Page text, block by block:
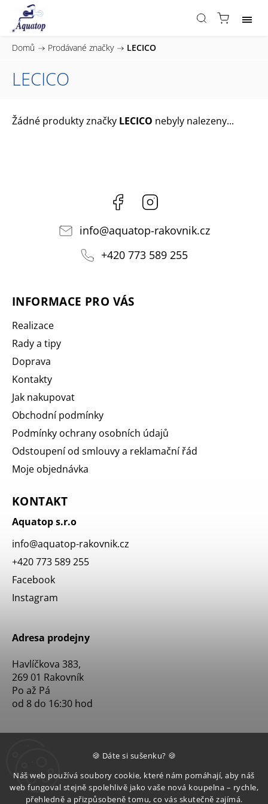
🍪 Dáte si sušenku? 🍪
Náš web používá soubory cookie, které nám pomáhají, aby náš
web fungoval stejně spolehlivě jako vaše nová koupelna – rychle,
přehledně a přizpůsobeně tomu, co vás skutečně zajímá.
Domů / Prodávané značky / LECICO
LECICO
Žádné produkty značky LECICO nebyly nalezeny...
Facebook
info@aquatop-rakovnik.cz
+420 773 589 255
INFORMACE PRO VÁS
Realizace
Rady a tipy
Doprava
Kontakty
Jak nakupovat
Obchodní podmínky
Podmínky ochrany osobních údajů
Odstoupení od smlouvy a reklamační řád
Moje objednávka
KONTAKT
Aquatop s.r.o
info@aquatop-rakovnik.cz
+420 773 589 255
Facebook
Instagram
Adresa prodejny
Havlíčkova 383,
269 01 Rakovník
Po až Pá
od 8 do 16:30 hod